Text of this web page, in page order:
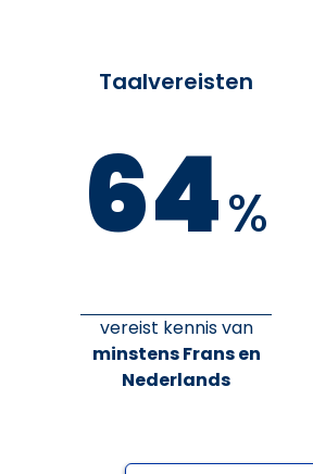
Taalvereisten
64%
vereist kennis van
minstens Frans en
Nederlands